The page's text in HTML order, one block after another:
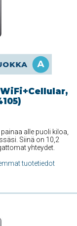
alle puoli kiloa,
Siinä on 10,2
yhteydet.
tuotetiedot